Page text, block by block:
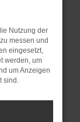
und dein
Stand
ein
Nutzung der
messen und
eingesetzt,
werden, um
um Anzeigen
sind.